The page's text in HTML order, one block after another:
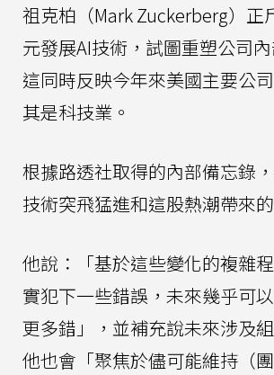
祖克柏（Mark Zuckerberg）正
元發展AI技術，試圖重塑公司內
這同時反映今年來美國主要公
其是科技業。
根據路透社取得的內部備忘錄
技術突飛猛進和這股熱潮帶來
他說：「基於這些變化的複雜
實犯下一些錯誤，未來幾乎可
更多錯」，並補充說未來涉及
他也會「聚焦於儘可能維持（